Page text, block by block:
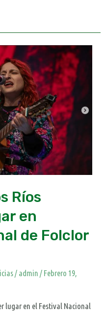
Ríos
en
de Folclor
/ admin / Febrero 19,
lugar en el Festival Nacional